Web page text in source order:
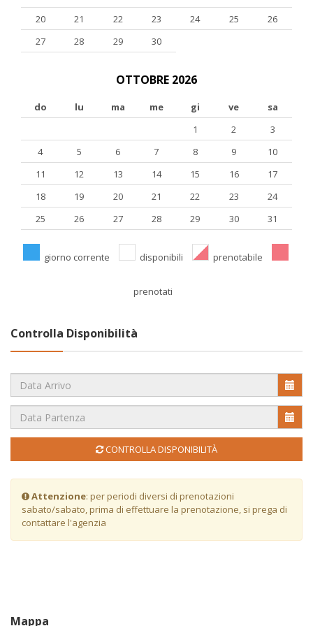
20
21 22 23 24 25
26
27
28 29 30
OTTOBRE 2026
do lu ma me gi ve
sa
1
2
3
4
5 6 7 8 9
10
11
12 13 14 15 16
17
18
19 20 21 22 23
24
25
26 27 28 29 30 31
giorno corrente disponibili prenotabile
prenotati
Controlla Disponibilità
CONTROLLA DISPONIBILITÀ
Attenzione: per periodi diversi di prenotazioni
sabato/sabato, prima di effettuare la prenotazione, si prega di
contattare l'agenzia
Mappa